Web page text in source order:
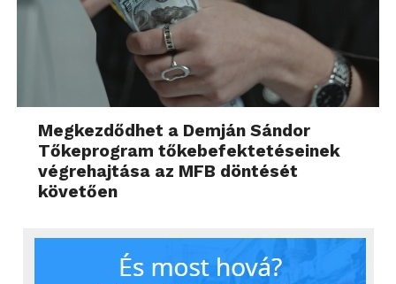
Megkezdődhet a Demján Sándor
Tőkeprogram tőkebefektetéseinek
végrehajtása az MFB döntését
követően